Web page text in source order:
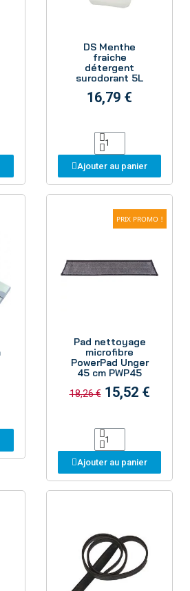
DS Menthe
fraiche
détergent
surodorant 5L
16,79 €
Ajouter au panier
PRIX PROMO !
Pad nettoyage
microfibre
PowerPad Unger
45 cm PWP45
18,26 € 15,52 €
Ajouter au panier